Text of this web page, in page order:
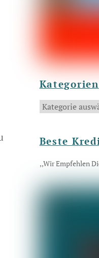
Kategorien
Kategorien
Beste
,,Wir Empfehlen